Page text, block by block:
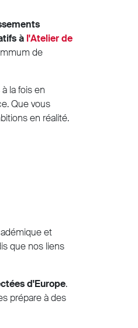
à l'Atelier de
de
la fois en
Que vous
en réalité.
et
que nos liens
d'Europe.
prépare à des